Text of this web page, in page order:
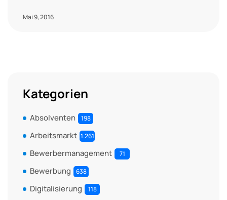
Mai 9, 2016
Kategorien
Absolventen 198
Arbeitsmarkt 1.261
Bewerbermanagement 71
Bewerbung 638
Digitalisierung 118